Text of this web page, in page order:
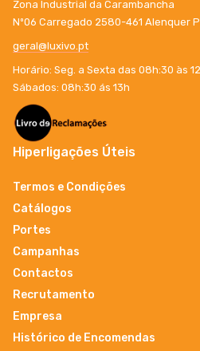
Zona Industrial da Carambancha
Nº06 Carregado 2580-461 Alenquer
geral@luxivo.pt
Horário: Seg. a Sexta das 08h:30 às
Sábados: 08h:30 ás 13h
Hiperligações Úteis
Termos e Condições
Catálogos
Portes
Campanhas
Contactos
Recrutamento
Empresa
Histórico de Encomendas